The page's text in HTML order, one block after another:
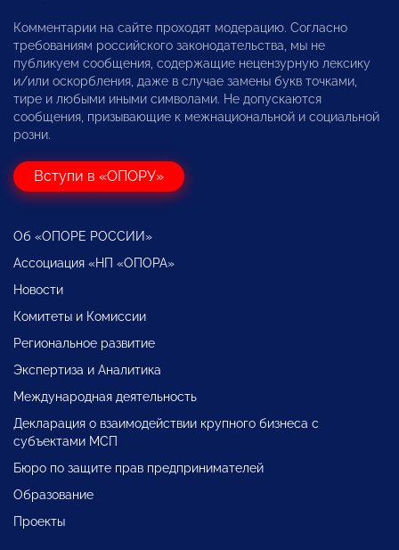
Комментарии на сайте проходят модерацию. Согласно
требованиям российского законодательства, мы не
публикуем сообщения, содержащие нецензурную лексику
и/или оскорбления, даже в случае замены букв точками,
тире и любыми иными символами. Не допускаются
сообщения, призывающие к межнациональной и социальной
розни.
Вступи в «ОПОРУ»
Об «ОПОРЕ РОССИИ»
Ассоциация «НП «ОПОРА»
Новости
Комитеты и Комиссии
Региональное развитие
Экспертиза и Аналитика
Международная деятельность
Декларация о взаимодействии крупного бизнеса с
субъектами МСП
Бюро по защите прав предпринимателей
Образование
Проекты